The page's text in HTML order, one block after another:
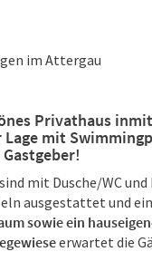
im Attergau
Privathaus
mit
mit Dusche/WC und
ausgestattet und ein
sowie ein
erwartet die